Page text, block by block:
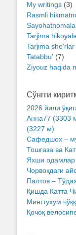
My writings (3)
Rasmli
Tarjima
Tarjima she'rlar
Tatabbu' (7)
Ziyouz haqida
Сўнгги
2026 йили
Анна77 (3303
(3227 м)
Сафедшох –
Тошгаза ва
Яхши одамлар
Чорвоқдаги
Палтов –
Қишда Катта
Мингтухум
Қочоқ